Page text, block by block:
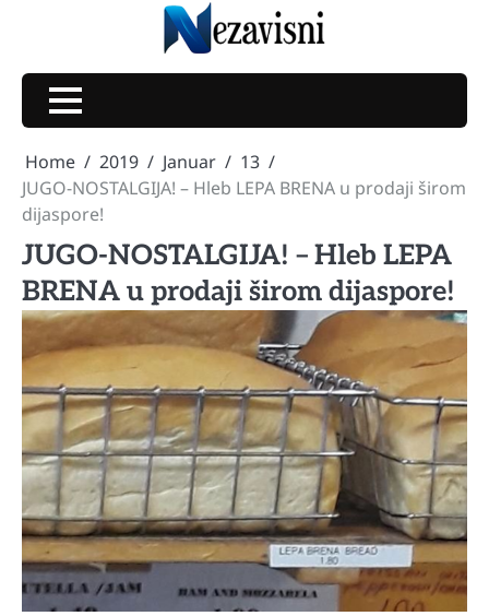
Home 2019 Januar
13
JUGO-NOSTALGIJA! – Hleb LEPA BRENA u prodaji širom
dijaspore!
JUGO-NOSTALGIJA! – Hleb LEPA
BRENA u prodaji širom dijaspore!